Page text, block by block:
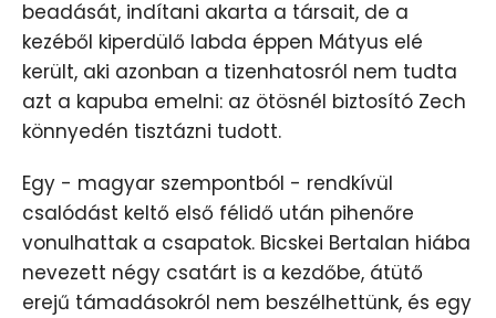
beadását, indítani akarta a társait, de a
kezéből kiperdülő labda éppen Mátyus elé
került, aki azonban a tizenhatosról nem tudta
azt a kapuba emelni: az ötösnél biztosító Zech
könnyedén tisztázni tudott.
Egy - magyar szempontból - rendkívül
csalódást keltő első félidő után pihenőre
vonulhattak a csapatok. Bicskei Bertalan hiába
nevezett négy csatárt is a kezdőbe, átütő
erejű támadásokról nem beszélhettünk, és egy